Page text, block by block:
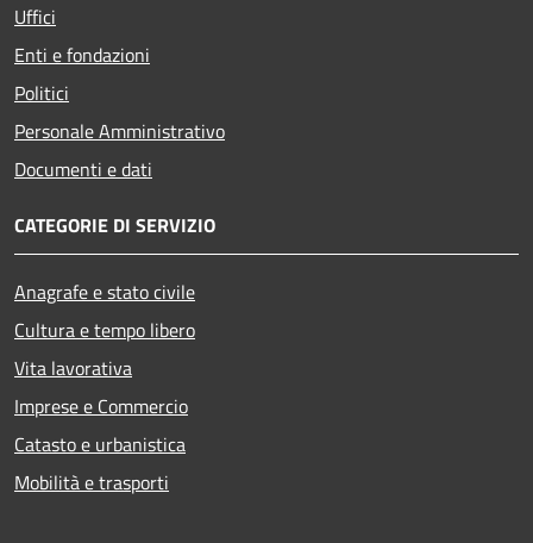
Uffici
Enti e fondazioni
Politici
Personale Amministrativo
Documenti e dati
CATEGORIE DI SERVIZIO
Anagrafe e stato civile
Cultura e tempo libero
Vita lavorativa
Imprese e Commercio
Catasto e urbanistica
Mobilità e trasporti